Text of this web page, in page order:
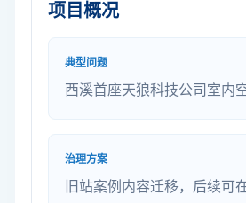
项目概况
典型问题
西溪首座天狼科技公司室内
治理方案
旧站案例内容迁移，后续可